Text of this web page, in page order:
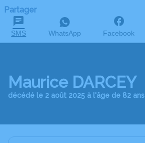
Partager
SMS WhatsApp Facebook
Maurice DARCEY
décédé le 2 août 2025 à l'âge de 82 ans